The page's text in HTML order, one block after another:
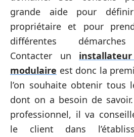
grande aide pour
propriétaire et pour
différentes démarches
Contacter un
modulaire est donc la
l’on souhaite obtenir tous
dont on a besoin de
professionnel, il va
le client dans